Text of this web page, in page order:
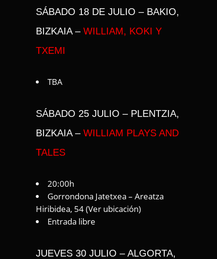
SÁBADO 18 DE JULIO – BAKIO,
BIZKAIA – WILLIAM, KOKI Y
TXEMI
TBA
SÁBADO 25 JULIO – PLENTZIA,
BIZKAIA – WILLIAM PLAYS AND
TALES
20:00h
Gorrondona Jatetxea – Areatza
Hiribidea, 54 (Ver ubicación)
Entrada libre
JUEVES 30 JULIO – ALGORTA,